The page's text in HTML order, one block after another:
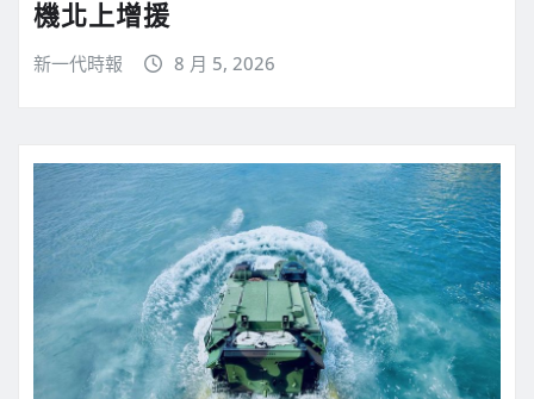
機北上增援
新一代時報 8 月 5, 2026